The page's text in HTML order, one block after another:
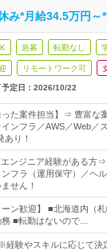
み*月給34.5万円～
急募 転勤なし
リモートワーク可
定日： 2026/10/22
った案件担当】⇒ 豊富な
ンフラ／AWS／Web／
あり！
ンジニア経験がある方
ンフラ（運用保守）／ヘ
せん！
ーン歓迎】 ■北海道内（
■転勤はないので…
経験やスキルに応じて